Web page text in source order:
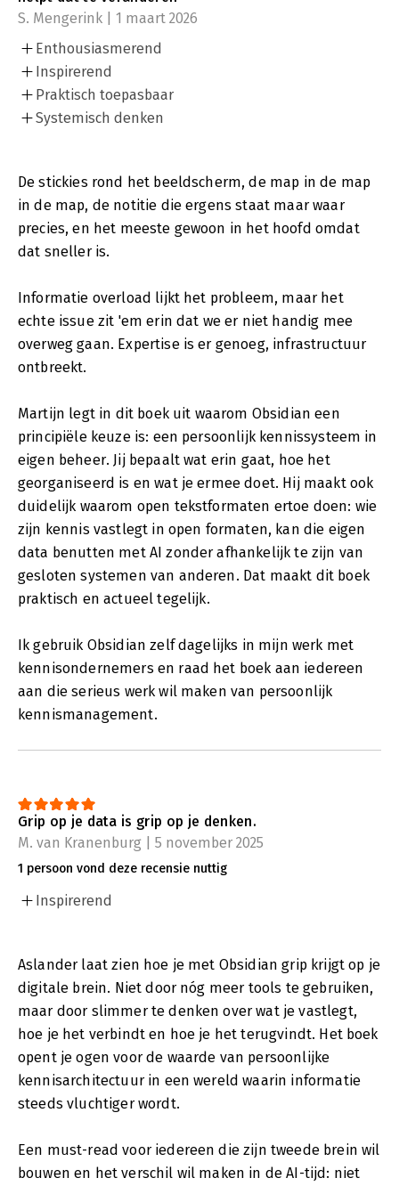
S. Mengerink | 1 maart 2026
Enthousiasmerend
Inspirerend
Praktisch toepasbaar
Systemisch denken
De stickies rond het beeldscherm, de map in de map
in de map, de notitie die ergens staat maar waar
precies, en het meeste gewoon in het hoofd omdat
dat sneller is.
Informatie overload lijkt het probleem, maar het
echte issue zit 'em erin dat we er niet handig mee
overweg gaan. Expertise is er genoeg, infrastructuur
ontbreekt.
Martijn legt in dit boek uit waarom Obsidian een
principiële keuze is: een persoonlijk kennissysteem in
eigen beheer. Jij bepaalt wat erin gaat, hoe het
georganiseerd is en wat je ermee doet. Hij maakt ook
duidelijk waarom open tekstformaten ertoe doen: wie
zijn kennis vastlegt in open formaten, kan die eigen
data benutten met AI zonder afhankelijk te zijn van
gesloten systemen van anderen. Dat maakt dit boek
praktisch en actueel tegelijk.
Ik gebruik Obsidian zelf dagelijks in mijn werk met
kennisondernemers en raad het boek aan iedereen
aan die serieus werk wil maken van persoonlijk
kennismanagement.
Grip op je data is grip op je denken.
M. van Kranenburg | 5 november 2025
1 persoon vond deze recensie nuttig
Inspirerend
Aslander laat zien hoe je met Obsidian grip krijgt op je
digitale brein. Niet door nóg meer tools te gebruiken,
maar door slimmer te denken over wat je vastlegt,
hoe je het verbindt en hoe je het terugvindt. Het boek
opent je ogen voor de waarde van persoonlijke
kennisarchitectuur in een wereld waarin informatie
steeds vluchtiger wordt.
Een must-read voor iedereen die zijn tweede brein wil
bouwen en het verschil wil maken in de AI-tijd: niet